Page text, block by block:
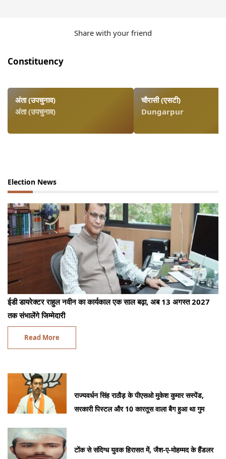
Share with your friend
Constituency
अंता (उपचुनाव)
अंता (उपचुनाव)
चौरासी (एसटी)
Dungarpur
Election News
ईडी डायरेक्टर राहुल नवीन का कार्यकाल एक साल बढ़ा, अब 13 अगस्त 2027
तक संभालेंगे जिम्मेदारी
Read More
राज्यवर्धन सिंह राठौड़ के पीएसओ मुकेश कुमार सस्पेंड,
सरकारी पिस्टल और 10 कारतूस वाला बैग हुआ था गुम
टोंक से संदिग्ध युवक हिरासत में, जैश-ए-मोहम्मद के हैंडलर